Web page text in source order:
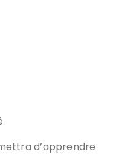
d’apprendre